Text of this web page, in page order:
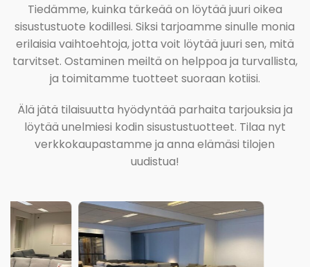
Tiedämme, kuinka tärkeää on löytää juuri oikea
sisustustuote kodillesi. Siksi tarjoamme sinulle monia
erilaisia vaihtoehtoja, jotta voit löytää juuri sen, mitä
tarvitset. Ostaminen meiltä on helppoa ja turvallista,
ja toimitamme tuotteet suoraan kotiisi.
Älä jätä tilaisuutta hyödyntää parhaita tarjouksia ja
löytää unelmiesi kodin sisustustuotteet. Tilaa nyt
verkkokaupastamme ja anna elämäsi tilojen
uudistua!